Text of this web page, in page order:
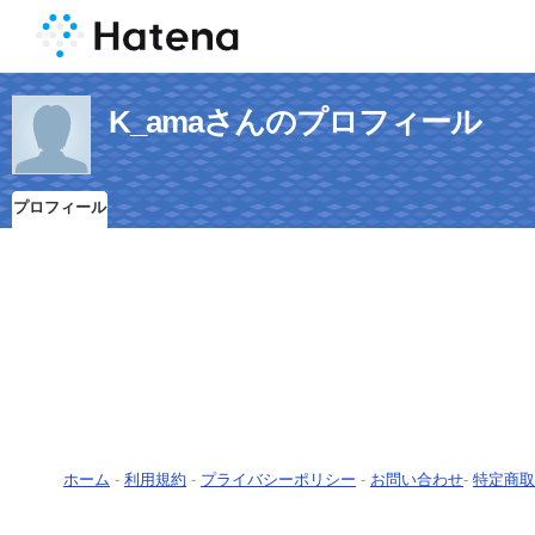
K_amaさんのプロフィール
プロフィール
ホーム - 利用規約 - プライバシーポリシー - お問い合わせ- 特定商